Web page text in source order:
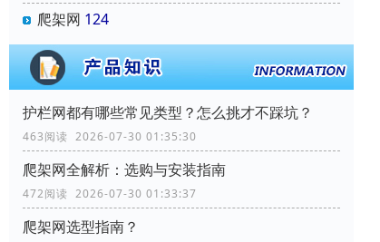
爬架网 124
‌护栏网‌都有哪些常见类型？怎么挑才不踩坑？
463阅读 2026-07-30 01:35:30
爬架网全解析：选购与安装指南
472阅读 2026-07-30 01:33:37
爬架网选型指南？